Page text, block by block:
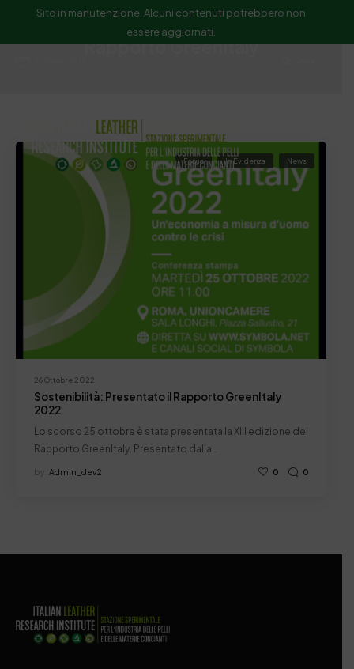
Sito in manutenzione. Alcuni contenuti potrebbero non
essere aggiornati.
Rapporto GreenItaly
26 Ottobre 2022
Focus In Evidenza News
Sostenibilità: Presentato il Rapporto GreenItaly
2022
Lo scorso 25 ottobre è stata presentata la XIII edizione del
Rapporto GreenItaly. Presentato dalla…
by Admin_dev2 0 0